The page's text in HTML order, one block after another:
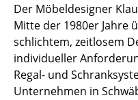
Schreibtische
Sekretäre & PC-
Konferenztische
Stehtische &
Der Möbeldesigner
Mitte der 1980er Jahre
schlichtem, zeitlosem
individueller
Regal- und
Unternehmen in